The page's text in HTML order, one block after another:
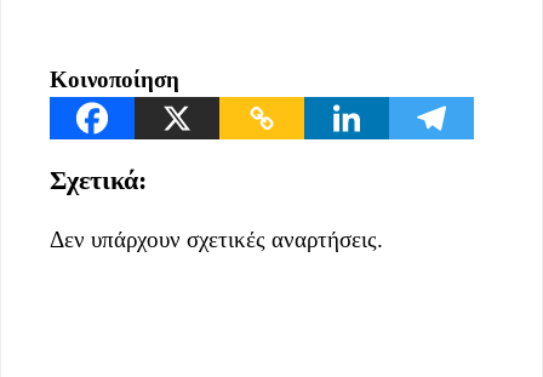
Κοινοποίηση
Σχετικά:
Δεν υπάρχουν σχετικές αναρτήσεις.